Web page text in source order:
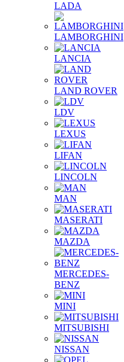
LADA
LAMBORGHINI
LANCIA
LAND ROVER
LDV
LEXUS
LIFAN
LINCOLN
MAN
MASERATI
MAZDA
MERCEDES-
BENZ
MINI
MITSUBISHI
NISSAN